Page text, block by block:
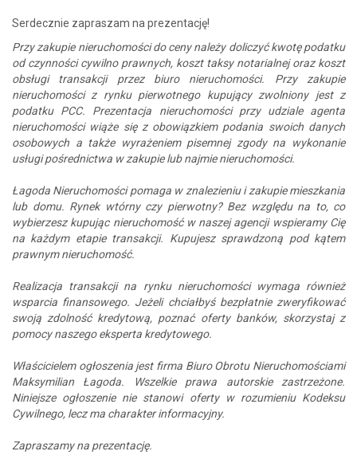
Serdecznie zapraszam na prezentację!
Przy zakupie nieruchomości do ceny należy doliczyć kwotę podatku
od czynności cywilno prawnych, koszt taksy notarialnej oraz koszt
obsługi transakcji przez biuro nieruchomości. Przy zakupie
nieruchomości z rynku pierwotnego kupujący zwolniony jest z
podatku PCC. Prezentacja nieruchomości przy udziale agenta
nieruchomości wiąże się z obowiązkiem podania swoich danych
osobowych a także wyrażeniem pisemnej zgody na wykonanie
usługi pośrednictwa w zakupie lub najmie nieruchomości.
Łagoda Nieruchomości pomaga w znalezieniu i zakupie mieszkania
lub domu. Rynek wtórny czy pierwotny? Bez względu na to, co
wybierzesz kupując nieruchomość w naszej agencji wspieramy Cię
na każdym etapie transakcji. Kupujesz sprawdzoną pod kątem
prawnym nieruchomość.
Realizacja transakcji na rynku nieruchomości wymaga również
wsparcia finansowego. Jeżeli chciałbyś bezpłatnie zweryfikować
swoją zdolność kredytową, poznać oferty banków, skorzystaj z
pomocy naszego eksperta kredytowego.
Właścicielem ogłoszenia jest firma Biuro Obrotu Nieruchomościami
Maksymilian Łagoda. Wszelkie prawa autorskie zastrzeżone.
Niniejsze ogłoszenie nie stanowi oferty w rozumieniu Kodeksu
Cywilnego, lecz ma charakter informacyjny.
Zapraszamy na prezentację.